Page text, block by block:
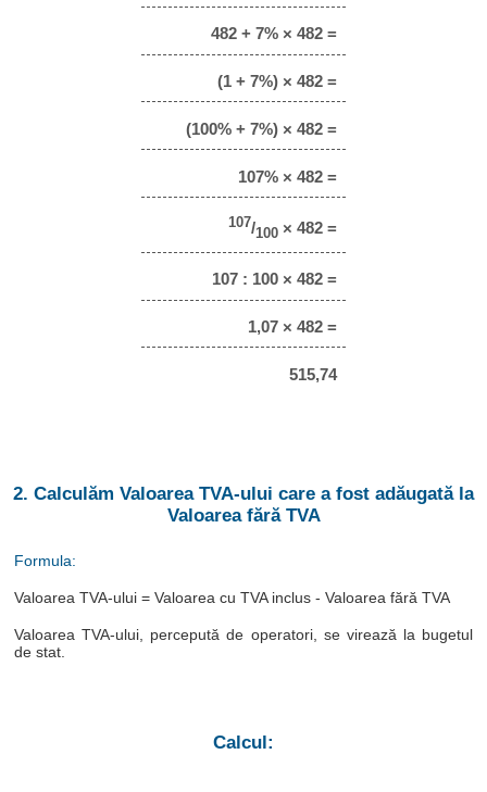
482 + 7% × 482 =
(1 + 7%) × 482 =
(100% + 7%) × 482 =
107% × 482 =
107/100 × 482 =
107 : 100 × 482 =
1,07 × 482 =
515,74
2. Calculăm Valoarea TVA-ului care a fost adăugată la
Valoarea fără TVA
Formula:
Valoarea TVA-ului = Valoarea cu TVA inclus - Valoarea fără TVA
Valoarea TVA-ului, percepută de operatori, se virează la bugetul
de stat.
Calcul: